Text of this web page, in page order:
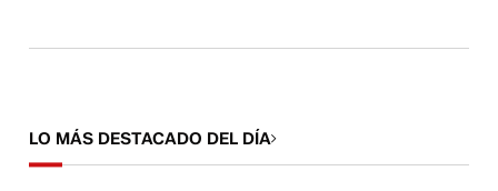
LO MÁS DESTACADO DEL DÍA